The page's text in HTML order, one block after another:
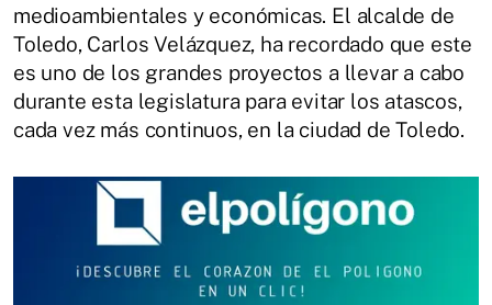
medioambientales y económicas. El alcalde de
Toledo, Carlos Velázquez, ha recordado que este
es uno de los grandes proyectos a llevar a cabo
durante esta legislatura para evitar los atascos,
cada vez más continuos, en la ciudad de Toledo.